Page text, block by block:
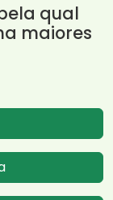
qual
maiores